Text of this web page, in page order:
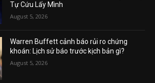
Tự Cứu Lấy Mình
August 5, 2026
Warren Buffett cảnh báo rủi ro chứng
khoán: Lịch sử báo trước kịch bản gì?
August 5, 2026